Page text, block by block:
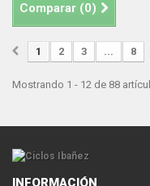
Comparar (0)
1 2 3 ... 8
Mostrando 1 - 12 de 88
INFORMACIÓN